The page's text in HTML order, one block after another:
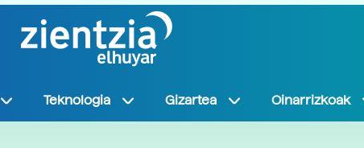
Teknologia Gizartea Oinarrizkoak